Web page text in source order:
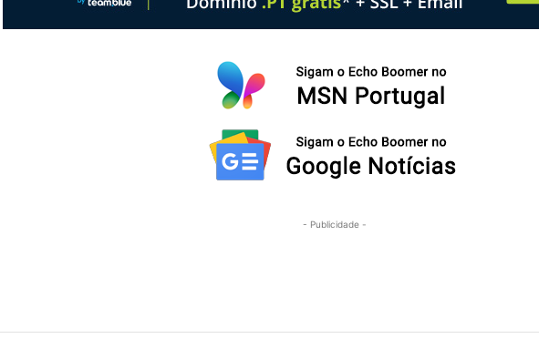
- Publicidade -